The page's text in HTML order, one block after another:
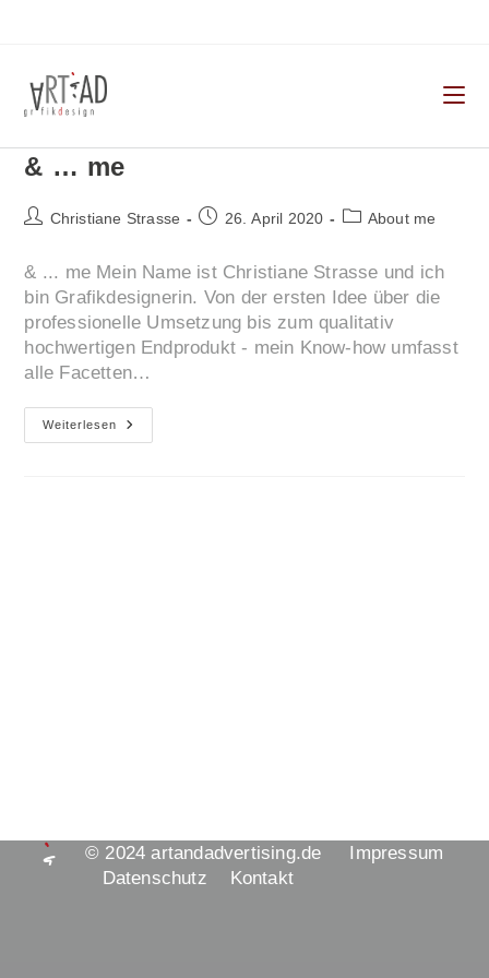
& … me
Beitrags-
Christiane Strasse
Beitrag26. April 2020
Beitrags-
About me
& ... me Mein Name ist Christiane Strasse und ich
bin Grafikdesignerin. Von der ersten Idee über die
professionelle Umsetzung bis zum qualitativ
hochwertigen Endprodukt - mein Know-how umfasst
alle Facetten…
Weiterlesen
&
…
© 2024artandadvertising.de
Impressum
Datenschutz Kontakt